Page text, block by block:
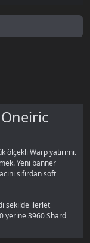
ölçekli Warp yatırımı.
Yeni banner
sıfırdan soft
şekilde ilerlet
yerine 3960 Shard